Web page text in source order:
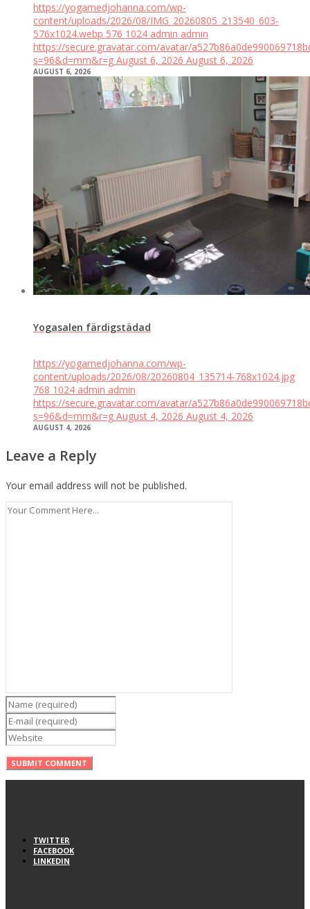
https://yogamedjohanna.com/wp-
content/uploads/2026/08/IMG_20260805_213540_603-
576x1024.webp 576 1024 admin admin
https://secure.gravatar.com/avatar/
s=96&d=mm&r=g August 6, 2026 August 6, 2026
AUGUST 6, 2026
Yogasalen färdigstädad
https://yogamedjohanna.com/wp-
content/uploads/2026/08/20260804_135714-768x1024.jpg
768 1024 admin admin
https://secure.gravatar.com/avatar/
s=96&d=mm&r=g August 4, 2026 August 4, 2026
AUGUST 4, 2026
Leave a Reply
Your email address will not be published.
TWITTER
FACEBOOK
LINKEDIN